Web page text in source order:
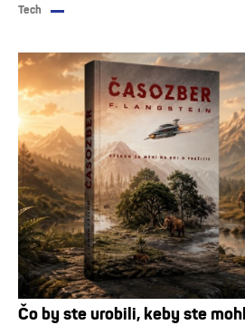
Tech
Čo by ste urobili, keby ste